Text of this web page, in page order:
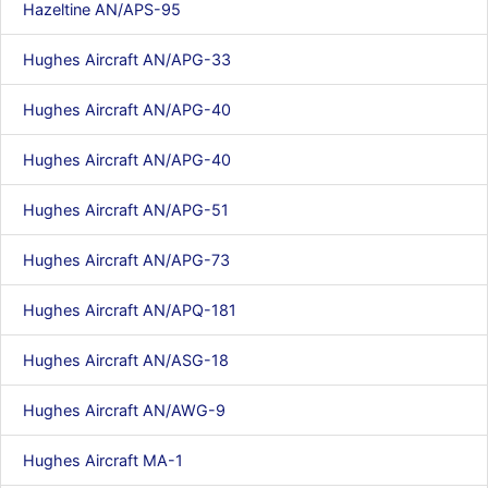
d9pouces: Désolé ! Mon filtrage a été un peu trop violent
manifestement
tout voir
Hazeltine AN/APS-95
Hughes Aircraft AN/APG-33
Hughes Aircraft AN/APG-40
Hughes Aircraft AN/APG-40
Hughes Aircraft AN/APG-51
Hughes Aircraft AN/APG-73
Hughes Aircraft AN/APQ-181
Hughes Aircraft AN/ASG-18
Hughes Aircraft AN/AWG-9
Hughes Aircraft MA-1